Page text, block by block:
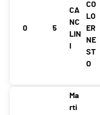
0 5
CA
NC
LIN
CO
LO
ER
NE
ST
O
Ma
rti